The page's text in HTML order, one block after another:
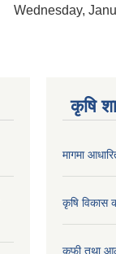
Wednesday,
कृषि
मागमा
कृषि विकास
कफी तथा आलु